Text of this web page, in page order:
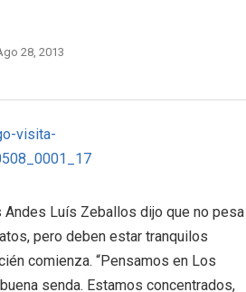
28, 2013
Luís Zeballos dijo que no pesa
pero deben estar tranquilos
comienza. “Pensamos en Los
senda. Estamos concentrados,